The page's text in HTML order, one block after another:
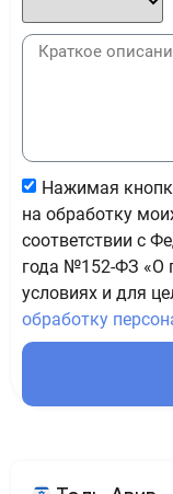
Нажимая
на обработку
соответствии с
года №152-ФЗ «О
условиях и для
обработку